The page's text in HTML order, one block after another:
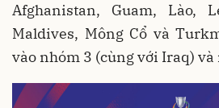
Afghanistan, Guam, Lào,
Maldives, Mông Cổ và
vào nhóm 3 (cùng với Iraq) và